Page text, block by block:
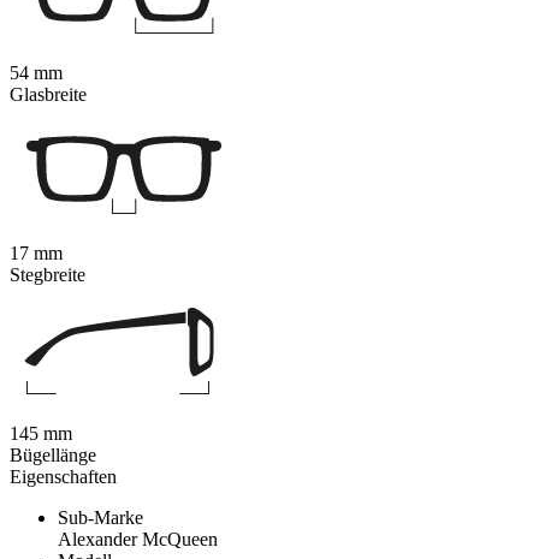
Eigenschaften
Sub-Marke
Alexander McQueen
54 mm
Glasbreite
17 mm
Stegbreite
145 mm
Bügellänge